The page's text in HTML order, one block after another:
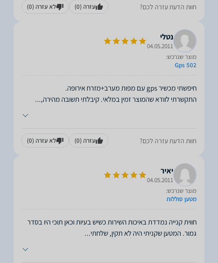
חוות הדעת עזרה לכם? עזרה (0) לא עזרה (0)
נטלי
04.05.2011
מוצר שנרכש:
Gps 502
התקשרתי לוודא שהמוצר זמין במלאי. קיבלתי תשובה מהירה,...
חוות הדעת עזרה לכם? עזרה (0) לא עזרה (0)
יאיר
04.05.2011
מוצר שנרכש:
מטען סוללות
חווית קנייה נמדדת באיכות השירות כשיש בעיות וכאן תוכי היו בסדר
גמור. המטען שקניתי היה לא תקין, שלחתי...